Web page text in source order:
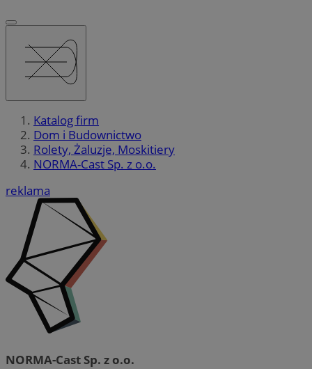
Katalog firm
Dom i Budownictwo
Rolety, Żaluzje, Moskitiery
NORMA-Cast Sp. z o.o.
reklama
NORMA-Cast Sp. z o.o.